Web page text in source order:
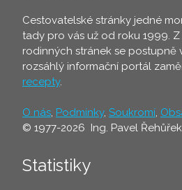
Cestovatelské stránky jedné
tady pro vás už od roku 1999.
rodinných stránek se postupně
rozsáhlý informační portál
recepty.
O nás, Podmínky, Soukromí,
© 1977-2026 Ing. Pavel Řehůřek
Statistiky